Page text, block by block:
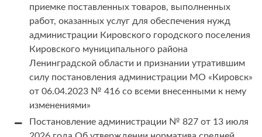
приемке поставленных товаров, выполненных
работ, оказанных услуг для обеспечения нужд
администрации Кировского городского поселения
Кировского муниципального района
Ленинградской области и признании утратившим
силу постановления администрации МО «Кировск»
от 06.04.2023 № 416 со всеми внесенными к нему
изменениями»
Постановление администрации № 827 от 13 июля